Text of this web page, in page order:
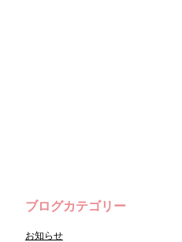
ブログカテゴリー
お知らせ